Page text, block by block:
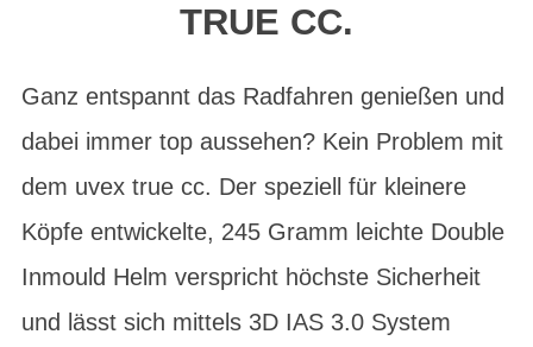
TRUE CC.
Ganz entspannt das Radfahren genießen und
dabei immer top aussehen? Kein Problem mit
dem uvex true cc. Der speziell für kleinere
Köpfe entwickelte, 245 Gramm leichte Double
Inmould Helm verspricht höchste Sicherheit
und lässt sich mittels 3D IAS 3.0 System